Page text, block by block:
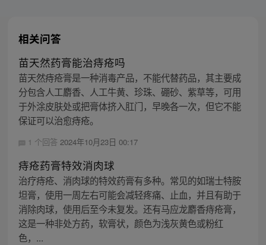
相关问答
苗天然药膏能治痔疮吗
苗天然痔疮膏是一种消毒产品，不能代替药品，其主要成
分包含人工麝香、人工牛黄、珍珠、硼砂、紫草等，可用
于外涂皮肤处或把膏体挤入肛门，早晚各一次，但它不能
保证可以治愈痔疮。
1 个回答 2024年10月23日 00:17
痔疮药膏特效消肉球
治疗痔疮、消肉球的特效药膏有多种。常见的如瑞士特胺
坦膏，使用一周左右可能会减轻疼痛、止血，并且有助于
消除肉球，使用后至今未复发。还有马应龙麝香痔疮膏，
这是一种非处方药，软膏状，颜色为浅灰黄色或粉红
色，...